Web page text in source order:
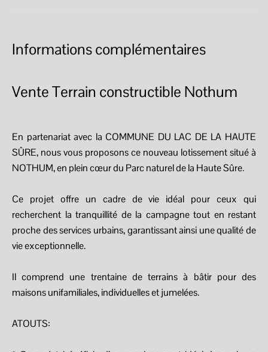
Informations complémentaires
Vente Terrain constructible Nothum
En partenariat avec la COMMUNE DU LAC DE LA HAUTE
SÛRE, nous vous proposons ce nouveau lotissement situé à
NOTHUM, en plein cœur du Parc naturel de la Haute Sûre.
Ce projet offre un cadre de vie idéal pour ceux qui
recherchent la tranquillité de la campagne tout en restant
proche des services urbains, garantissant ainsi une qualité de
vie exceptionnelle.
Il comprend une trentaine de terrains à bâtir pour des
maisons unifamiliales, individuelles et jumelées.
ATOUTS: